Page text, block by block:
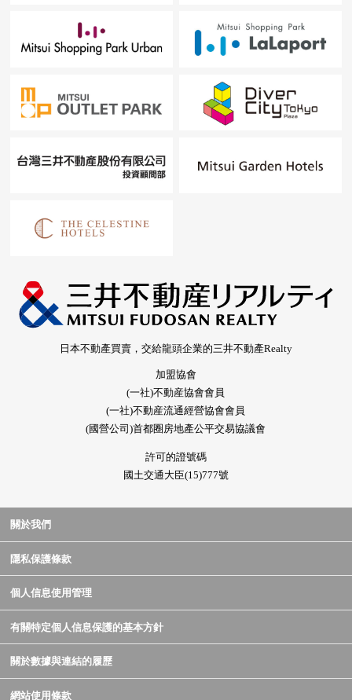
日本不動產買賣，交給龍頭企業的三井不動產Realty
加盟協會
(一社)不動産協會會員
(一社)不動産流通經營協會會員
(國營公司)首都圈房地產公平交易協議會
許可的證號碼
國土交通大臣(15)777號
關於我們
隱私保護條款
個人信息使用管理
有關特定個人信息保護的基本方針
關於數據與連結的履歷
網站使用條款